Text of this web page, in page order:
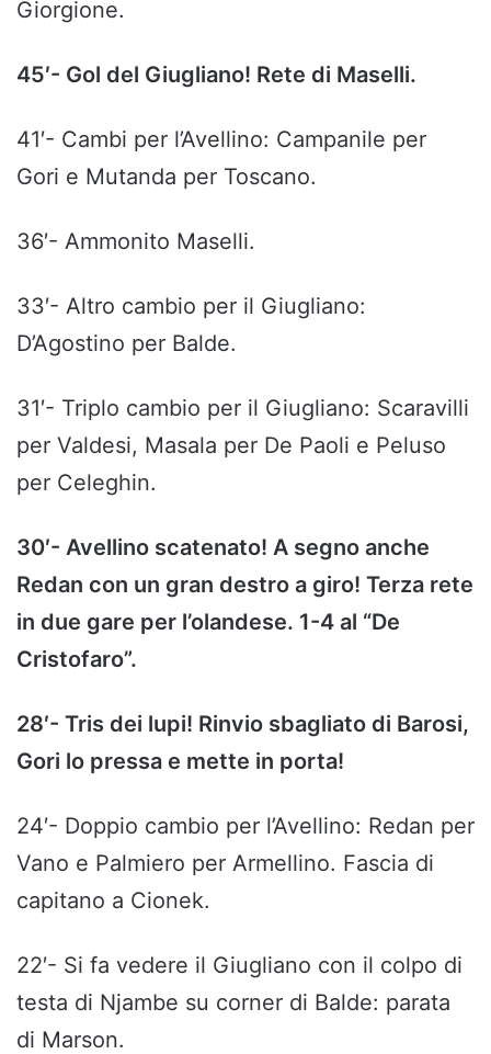
Giorgione.
45′- Gol del Giugliano! Rete di Maselli.
41′- Cambi per l’Avellino: Campanile per
Gori e Mutanda per Toscano.
36′- Ammonito Maselli.
33′- Altro cambio per il Giugliano:
D’Agostino per Balde.
31′- Triplo cambio per il Giugliano: Scaravilli
per Valdesi, Masala per De Paoli e Peluso
per Celeghin.
30′- Avellino scatenato! A segno anche
Redan con un gran destro a giro! Terza rete
in due gare per l’olandese. 1-4 al “De
Cristofaro”.
28′- Tris dei lupi! Rinvio sbagliato di Barosi,
Gori lo pressa e mette in porta!
24′- Doppio cambio per l’Avellino: Redan per
Vano e Palmiero per Armellino. Fascia di
capitano a Cionek.
22′- Si fa vedere il Giugliano con il colpo di
testa di Njambe su corner di Balde: parata
di Marson.